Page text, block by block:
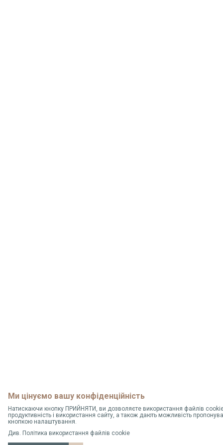
Ми цінуємо вашу конфіденційність
Натискаючи кнопку ПРИЙНЯТИ, ви дозволяєте використання файлів
продуктивність і використання сайту, а також дають можливість
кнопкою налаштування.
Див. Політика використання файлів cookie